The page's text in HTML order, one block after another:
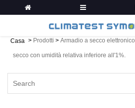
Casa > Prodotti > Armadio a secco elettronico
secco con umidità relativa inferiore all'1%.